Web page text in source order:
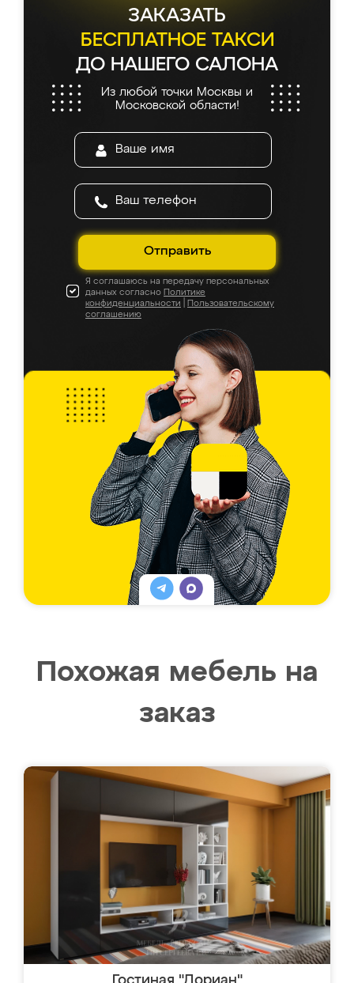
ЗАКАЗАТЬ
БЕСПЛАТНОЕ ТАКСИ
ДО НАШЕГО САЛОНА
Из любой точки Москвы и
Московской области!
Отправить
Я соглашаюсь на передачу персональных
данных согласно Политике
конфиденциальности
Пользовательскому
соглашению
Похожая мебель на
заказ